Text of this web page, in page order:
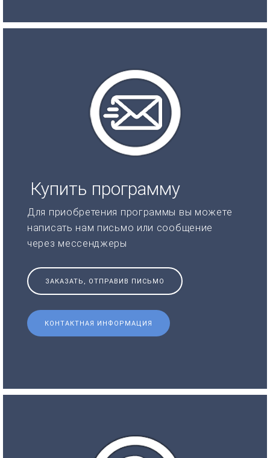
Купить программу
Для приобретения программы вы можете
написать нам письмо или сообщение
через мессенджеры
ЗАКАЗАТЬ, ОТПРАВИВ ПИСЬМО
КОНТАКТНАЯ ИНФОРМАЦИЯ